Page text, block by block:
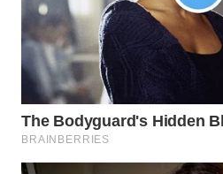
WN
LABUANBAJO
WN
BORNEO